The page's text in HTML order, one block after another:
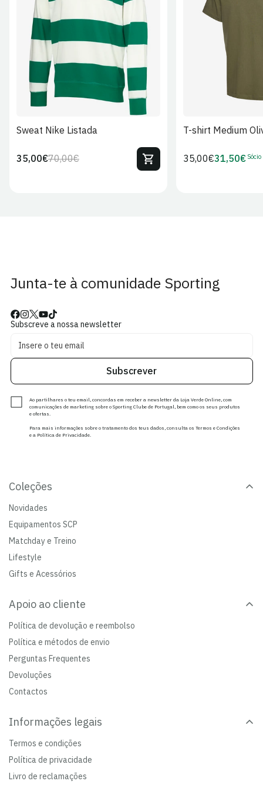
S XL 2XL
Sweat Nike Listada
Preço
70,00€Preço
35,00€
T-shirt Medium
Preço
35,00€Preço
31,50€ Sócio
Junta-te à comunidade Sporting
Subscreve a nossa newsletter
Subscrever
Ao partilhares o teu email, concordas em receber a newsletter da Loja Verde Online, com
comunicações de marketing sobre o Sporting Clube de Portugal, bem como os seus produtos
e ofertas.
Para mais informações sobre o tratamento dos teus dados, consulta os Termos e Condições
e a Política de Privacidade.
Coleções
Novidades
Equipamentos SCP
Matchday e Treino
Lifestyle
Gifts e Acessórios
Apoio ao cliente
Política de devolução e reembolso
Política e métodos de envio
Perguntas Frequentes
Devoluções
Contactos
Informações legais
Termos e condições
Política de privacidade
Livro de reclamações